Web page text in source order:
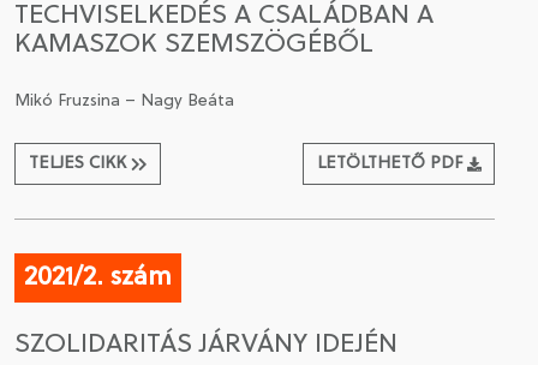
TECHVISELKEDÉS A CSALÁDBAN A
KAMASZOK SZEMSZÖGÉBŐL
Mikó Fruzsina – Nagy Beáta
TELJES CIKK LETÖLTHETŐ PDF
2021/2. szám
SZOLIDARITÁS JÁRVÁNY IDEJÉN